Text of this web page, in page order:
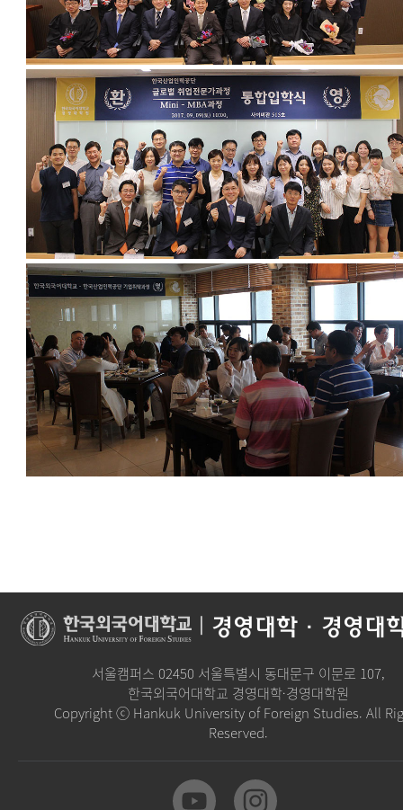
| 경영대학·경영대
서울캠퍼스 02450 서울특별시 동대문구 이문로 107,
한국외국어대학교 경영대학·경영대학원
Copyright ⓒ Hankuk University of Foreign Studies. All
Reserved.